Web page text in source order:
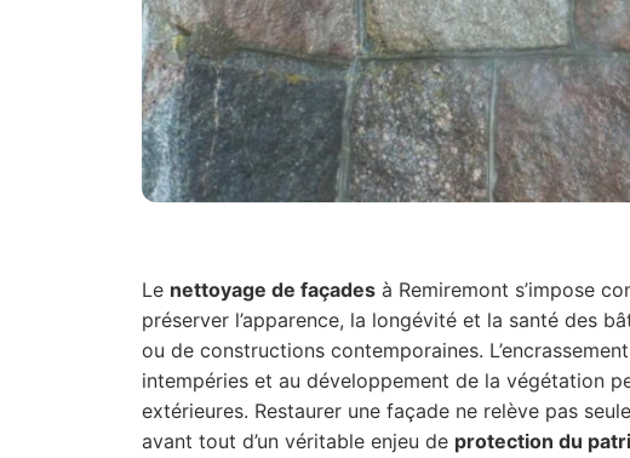
Le nettoyage de façades à Remiremont s’impose
préserver l’apparence, la longévité et la santé des
ou de constructions contemporaines.
intempéries et au développement de la végétation
extérieures. Restaurer une façade ne relève pas
avant tout d’un véritable enjeu de protection du